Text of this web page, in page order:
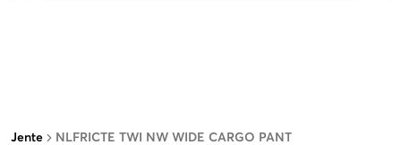
Jente NLFRICTE TWI NW WIDE CARGO PANT